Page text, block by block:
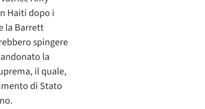
Haiti dopo i
la Barrett
spingere
la
il quale,
di Stato